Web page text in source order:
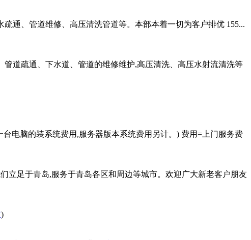
通、管道维修、高压清洗管道等。本部本着一切为客户排优 155...
道疏通、下水道、管道的维修维护,高压清洗、高压水射流清洗等
电脑的装系统费用,服务器版本系统费用另计。) 费用=上门服务费
立足于青岛,服务于青岛各区和周边等城市。欢迎广大新老客户朋友
)